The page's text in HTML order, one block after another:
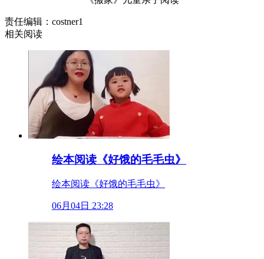
责任编辑：costner1
相关阅读
绘本阅读《好饿的毛毛虫》
绘本阅读《好饿的毛毛虫》
06月04日 23:28